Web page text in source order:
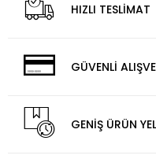
HIZLI TESLİMAT
GÜVENLİ
GENİŞ ÜRÜN